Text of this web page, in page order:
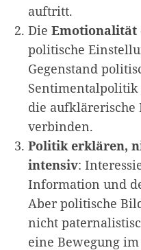
auftritt.
Die Emotionalität
politische
Gegenstand
Sentimentalpolitik
die
verbinden.
Politik erklären,
intensiv:
Information und
Aber politische
nicht
eine Bewegung